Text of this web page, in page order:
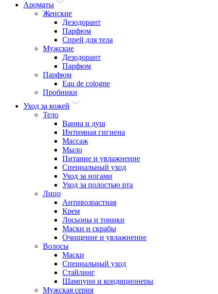
Ароматы
Женские
Дезодорант
Парфюм
Спрей для тела
Мужские
Дезодорант
Парфюм
Парфюм
Eau de cologne
Пробники
Уход за кожей
Тело
Ванна и душ
Интимная гигиена
Массаж
Мыло
Питание и увлажнение
Специальный уход
Уход за ногами
Уход за полостью рта
Лицо
Антивозрастная
Крем
Лосьоны и тоники
Маски и скрабы
Очищение и увлажнение
Волосы
Маски
Специальный уход
Стайлинг
Шампуни и кондиционеры
Мужская серия